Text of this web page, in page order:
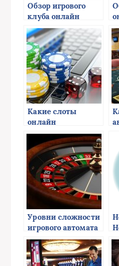
Обзор игрового
клуба онлайн
Мультигаминатор
Какие слоты
онлайн
представлены в
казино Вулкан
Вип?
Уровни сложности
игрового автомата
онлайн Обезьянки